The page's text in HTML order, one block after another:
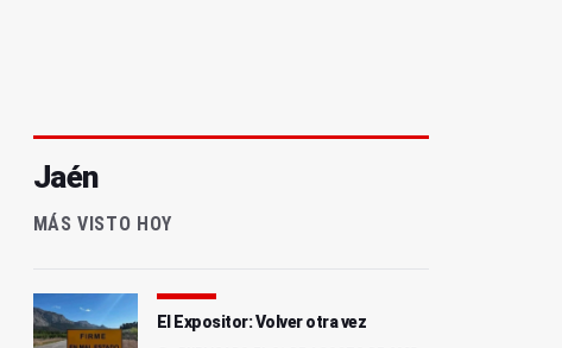
Jaén
MÁS VISTO HOY
El Expositor: Volver otra vez